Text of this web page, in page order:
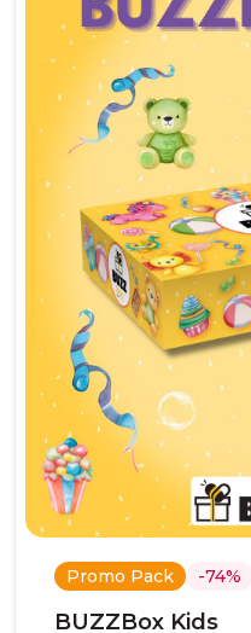
Promo Pack -74%
BUZZBox Kids